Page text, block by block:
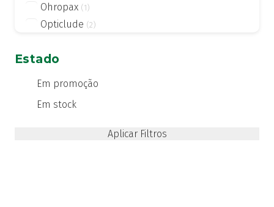
Ohropax (1)
Opticlude (2)
oti FAES
Posiforlid
Prim (1)
Estado
Em promoção
Em stock